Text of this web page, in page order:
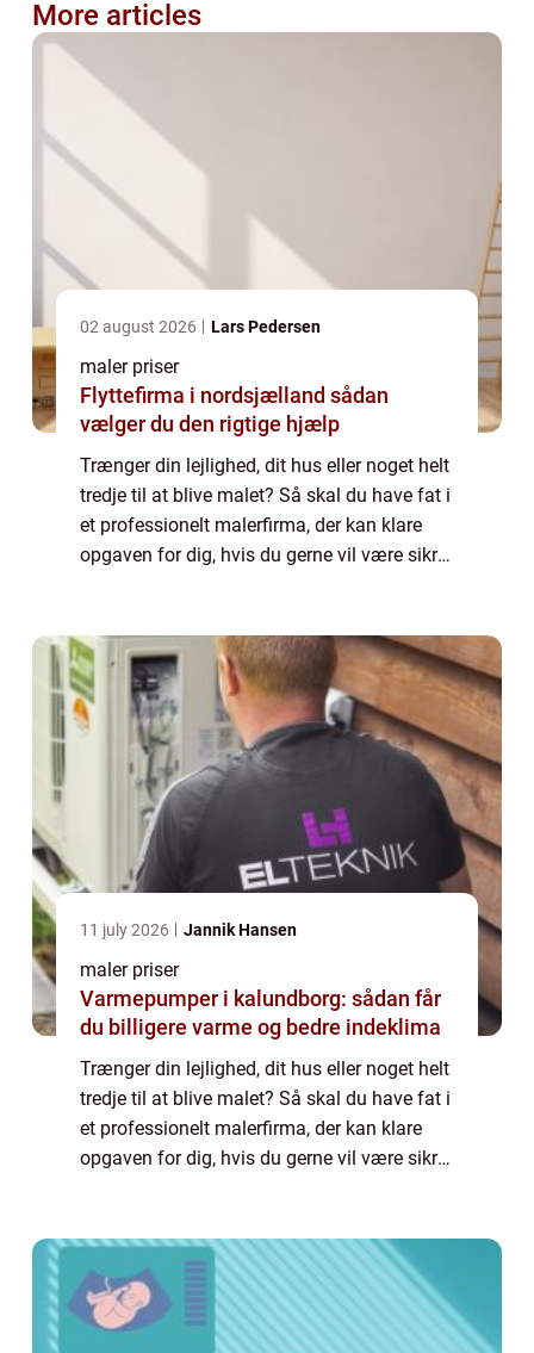
More articles
02 august 2026 Lars Pedersen
maler priser
Flyttefirma i nordsjælland sådan
vælger du den rigtige hjælp
Trænger din lejlighed, dit hus eller noget helt
tredje til at blive malet? Så skal du have fat i
et professionelt malerfirma, der kan klare
opgaven for dig, hvis du gerne vil være sikret
11 july 2026 Jannik Hansen
maler priser
Varmepumper i kalundborg: sådan får
du billigere varme og bedre indeklima
Trænger din lejlighed, dit hus eller noget helt
tredje til at blive malet? Så skal du have fat i
et professionelt malerfirma, der kan klare
opgaven for dig, hvis du gerne vil være sikret